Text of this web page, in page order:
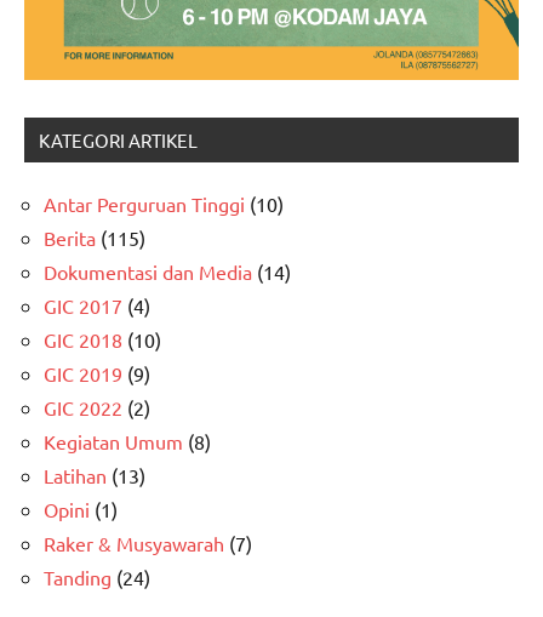
KATEGORI ARTIKEL
Antar Perguruan Tinggi (10)
Berita (115)
Dokumentasi dan Media (14)
GIC 2017 (4)
GIC 2018 (10)
GIC 2019 (9)
GIC 2022 (2)
Kegiatan Umum (8)
Latihan (13)
Opini (1)
Raker & Musyawarah (7)
Tanding (24)